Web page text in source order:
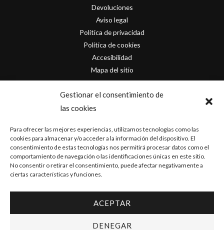
Gestionar el consentimiento de
las cookies
Para ofrecer las mejores experiencias, utilizamos tecnologías como las
cookies para almacenar y/o acceder a la información del dispositivo. El
consentimiento de estas tecnologías nos permitirá procesar datos como el
comportamiento de navegación o las identificaciones únicas en este sitio.
No consentir o retirar el consentimiento, puede afectar negativamente a
ciertas características y funciones.
ACEPTAR
DENEGAR
Devoluciones
Aviso legal
Política de privacidad
Política de cookies
Accesibilidad
Mapa del sitio
Contacto
info@originofcomics.com
Facebook
Instagram